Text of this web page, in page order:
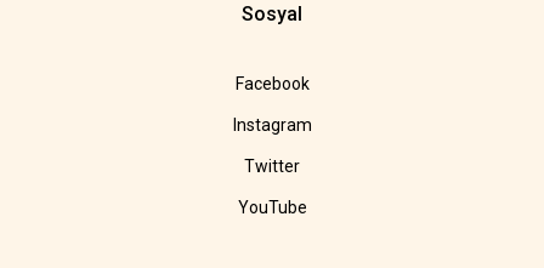
Sosyal
Facebook
Instagram
Twitter
YouTube